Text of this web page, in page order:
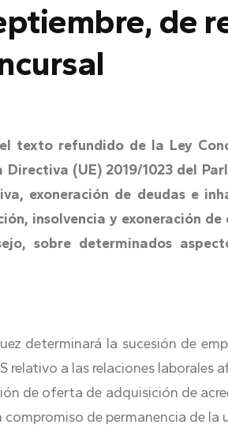
de
texto refundido de la Ley
(UE) 2019/1023 del
exoneración de deudas e
insolvencia y exoneración
sobre determinados
determinará la sucesión de
relativo a las relaciones
de oferta de adquisición de
de permanencia de la